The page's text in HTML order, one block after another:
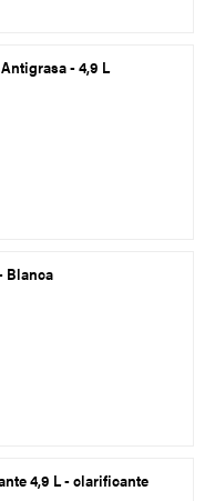
- 4,9 L
Blanca
4,9 L - clarificante